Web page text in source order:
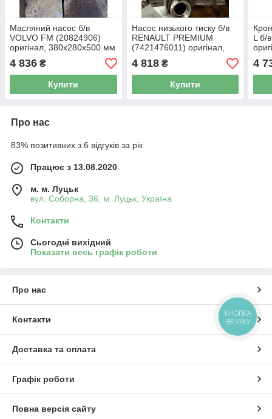
Масляний насос б/в
VOLVO FM (20824906)
оригінал, 380х280х500 мм
4 836 ₴
Купити
Насос низького тиску б/в
RENAULT PREMIUM
(7421476011) оригінал,
100х80х110 мм
4 818₴
Купити
L б/
4
Про нас
83% позитивних з 6 відгуків за рік
Працює з 13.08.2020
м. м. Луцьк
вул. Соборна, 36, м. Луцьк, Україна
Контакти
Сьогодні вихідний
Показати весь графік роботи
Про нас
Контакти
Доставка та оплата
Графік роботи
Повна версія сайту
КНОПКА
ЗВ'ЯЗКУ